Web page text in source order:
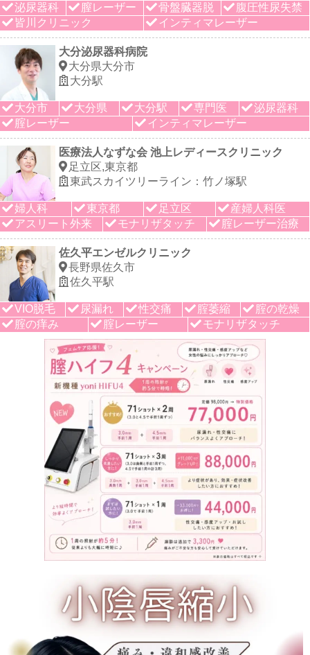
泌尿器科
膣レーザー 骨盤臓器脱
腹圧性尿失禁
皆川クリニック
インティマレーザー
大分泌尿器科病院
大分県大分市
大分駅
大分市 大分県 大分駅 専門医
泌尿器科
腟レーザー
インティマレーザー
医療法人なずな会 池上レディースクリニック
足立区,東京都
東武スカイツリーライン：竹ノ塚駅
婦人科 東京都 足立区
産婦人科医
アスリート外来
モナリザタッチ 腟レーザー治療
佐久平エンゼルクリニック
長野県佐久市
佐久平駅
VIO脱毛 尿漏れ 性交痛 腟萎縮
腟の乾燥
腟の痒み
腟レーザー モナリザタッチ